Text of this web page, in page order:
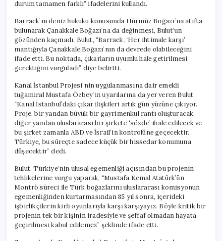
durum tamamen farklı” ifadelerini kullandı.
Barrack’ın deniz hukuku konusunda Hürmüz Boğazı’na atıfta
bulunarak Çanakkale Boğazı’na da değinmesi, Bulut’un
gözünden kaçmadı. Bulut, “Barrack, ‘Her ihtimale karşı’
mantığıyla Çanakkale Boğazı’nın da devrede olabileceğini
ifade etti. Bu noktada, çıkarların uyumlu hale getirilmesi
gerektiğini vurguladı” diye belirtti.
Kanal İstanbul Projesi’nin uygulanmasına dair emekli
tuğamiral Mustafa Özbey’in uyarılarına da yer veren Bulut,
“Kanal İstanbul’daki çıkar ilişkileri artık gün yüzüne çıkıyor.
Proje, bir yandan büyük bir gayrimenkul rantı oluşturacak,
diğer yandan uluslararası bir şirkete ‘sözde’ ihale edilecek ve
bu şirket zamanla ABD ve İsrail’in kontrolüne geçecektir.
Türkiye, bu süreçte sadece küçük bir hissedar konumuna
düşecektir” dedi.
Bulut, Türkiye’nin ulusal egemenliği açısından bu projenin
tehlikelerine vurgu yaparak, “Mustafa Kemal Atatürk’ün
Montrö süreci ile Türk boğazlarını uluslararası komisyonun
egemenliğinden kurtarmasından 85 yıl sonra, içerideki
işbirlikçilerin kirli oyunlarıyla karşı karşıyayız. Böyle kritik bir
projenin tek bir kişinin iradesiyle ve şeffaf olmadan hayata
geçirilmesi kabul edilemez” şeklinde ifade etti.